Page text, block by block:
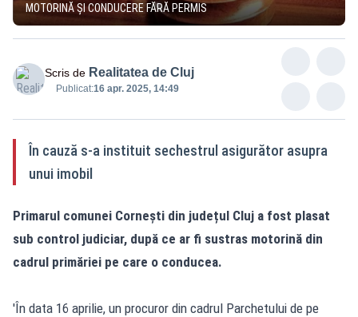
MOTORINĂ ȘI CONDUCERE FĂRĂ PERMIS
Scris de Realitatea de Cluj
Publicat:16 apr. 2025, 14:49
În cauză s-a instituit sechestrul asigurător asupra
unui imobil
Primarul comunei Cornești din județul Cluj a fost plasat
sub control judiciar, după ce ar fi sustras motorină din
cadrul primăriei pe care o conducea.
'În data 16 aprilie, un procuror din cadrul Parchetului de pe